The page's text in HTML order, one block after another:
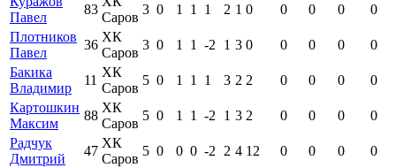
Павел
83
Саров
3 0 1 1 1 2 1 0 0 0 0
0
Плотников
Павел
36
ХК
Саров
3 0 1 1 -2 1 3 0 0 0 0
0
Бакика
Владимир
11
ХК
Саров
5 0 1 1 1 3 2 2 0 0 0
0
Картошкин
Максим
88
ХК
Саров
5 0 1 1 -2 1 3 2 0 0 0
0
Радчук
Дмитрий
47
ХК
Саров
5 0 0 0 -2 2 4 12 0 0 0
0